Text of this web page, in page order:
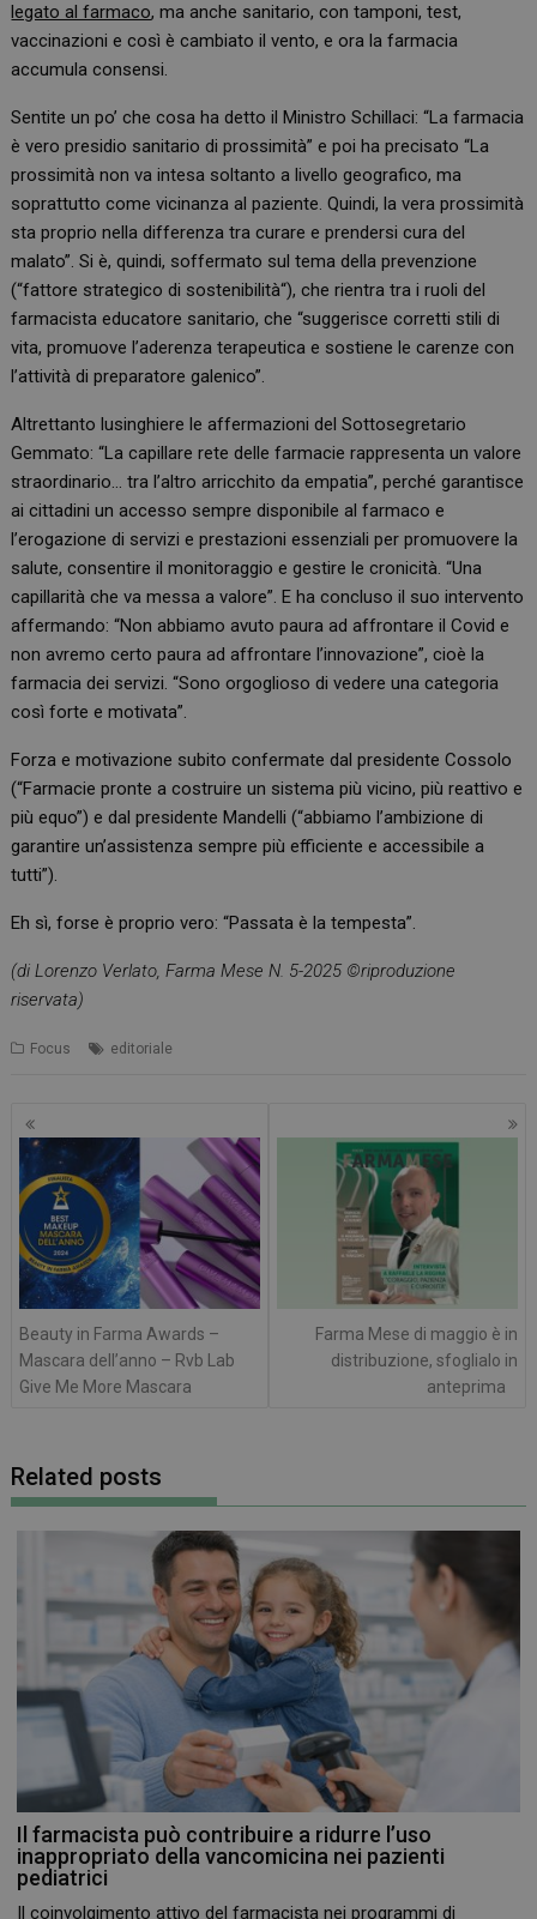
legato al farmaco, ma anche sanitario, con tamponi, test,
vaccinazioni e così è cambiato il vento, e ora la farmacia
accumula consensi.
Sentite un po’ che cosa ha detto il Ministro Schillaci: “La farmacia
è vero presidio sanitario di prossimità” e poi ha precisato “La
prossimità non va intesa soltanto a livello geografico, ma
soprattutto come vicinanza al paziente. Quindi, la vera prossimità
sta proprio nella differenza tra curare e prendersi cura del
malato”. Si è, quindi, soffermato sul tema della prevenzione
(“fattore strategico di sostenibilità“), che rientra tra i ruoli del
farmacista educatore sanitario, che “suggerisce corretti stili di
vita, promuove l’aderenza terapeutica e sostiene le carenze con
l’attività di preparatore galenico”.
Altrettanto lusinghiere le affermazioni del Sottosegretario
Gemmato: “La capillare rete delle farmacie rappresenta un valore
straordinario… tra l’altro arricchito da empatia”, perché garantisce
ai cittadini un accesso sempre disponibile al farmaco e
l’erogazione di servizi e prestazioni essenziali per promuovere la
salute, consentire il monitoraggio e gestire le cronicità. “Una
capillarità che va messa a valore”. E ha concluso il suo intervento
affermando: “Non abbiamo avuto paura ad affrontare il Covid e
non avremo certo paura ad affrontare l’innovazione”, cioè la
farmacia dei servizi. “Sono orgoglioso di vedere una categoria
così forte e motivata”.
Forza e motivazione subito confermate dal presidente Cossolo
(“Farmacie pronte a costruire un sistema più vicino, più reattivo e
più equo”) e dal presidente Mandelli (“abbiamo l’ambizione di
garantire un’assistenza sempre più efficiente e accessibile a
tutti”).
Eh sì, forse è proprio vero: “Passata è la tempesta”.
(di Lorenzo Verlato, Farma Mese N. 5-2025 ©riproduzione
riservata)
Focus editoriale
Navigazione
articoli
Beauty in Farma Awards –
Mascara dell’anno – Rvb Lab
Give Me More Mascara
Farma Mese di maggio è in
distribuzione, sfoglialo in
anteprima
Related posts
Il farmacista può contribuire a ridurre l’uso
inappropriato della vancomicina nei pazienti
pediatrici
Il coinvolgimento attivo del farmacista nei programmi di